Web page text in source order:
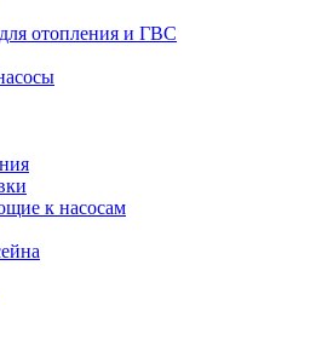
отопления и ГВС
к насосам